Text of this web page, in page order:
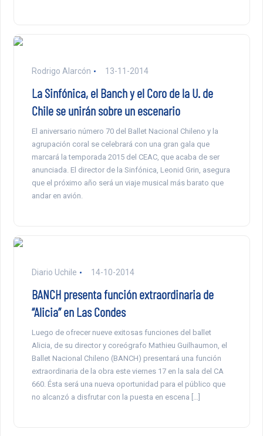
Rodrigo Alarcón 13-11-2014
La Sinfónica, el Banch y el Coro de la U. de
Chile se unirán sobre un escenario
El aniversario número 70 del Ballet Nacional Chileno y la
agrupación coral se celebrará con una gran gala que
marcará la temporada 2015 del CEAC, que acaba de ser
anunciada. El director de la Sinfónica, Leonid Grin, asegura
que el próximo año será un viaje musical más barato que
andar en avión.
Diario Uchile 14-10-2014
BANCH presenta función extraordinaria de
“Alicia” en Las Condes
Luego de ofrecer nueve exitosas funciones del ballet
Alicia, de su director y coreógrafo Mathieu Guilhaumon, el
Ballet Nacional Chileno (BANCH) presentará una función
extraordinaria de la obra este viernes 17 en la sala del CA
660. Ésta será una nueva oportunidad para el público que
no alcanzó a disfrutar con la puesta en escena […]